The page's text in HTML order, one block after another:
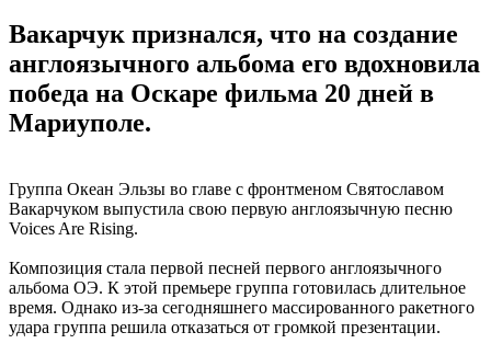
Вакарчук признался, что на создание
англоязычного альбома его вдохновила
победа на Оскаре фильма 20 дней в
Мариуполе.
Группа Океан Эльзы во главе с фронтменом Святославом
Вакарчуком выпустила свою первую англоязычную песню
Voices Are Rising.
Композиция стала первой песней первого англоязычного
альбома ОЭ. К этой премьере группа готовилась длительное
время. Однако из-за сегодняшнего массированного ракетного
удара группа решила отказаться от громкой презентации.